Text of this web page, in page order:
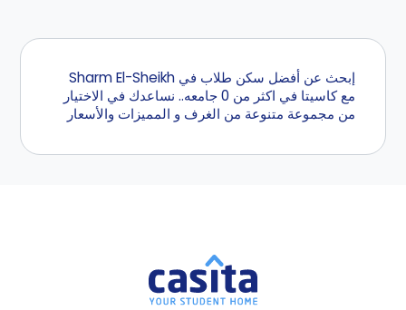
إبحث عن أفضل سكن طلاب في Sharm El-Sheikh
مع كاسيتا في اكثر من 0 جامعه.. نساعدك في الاختيار
من مجموعة متنوعة من الغرف و المميزات والأسعار